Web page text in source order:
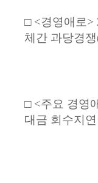
□ <경영애로>
체간 과당경쟁
□ <주요 경영
대금 회수지연